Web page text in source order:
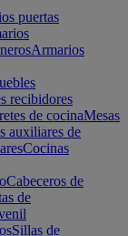
puertas
Armarios
recibidores
de cocinaMesas
auxiliares de
Cocinas
Cabeceros de
de
Sillas de